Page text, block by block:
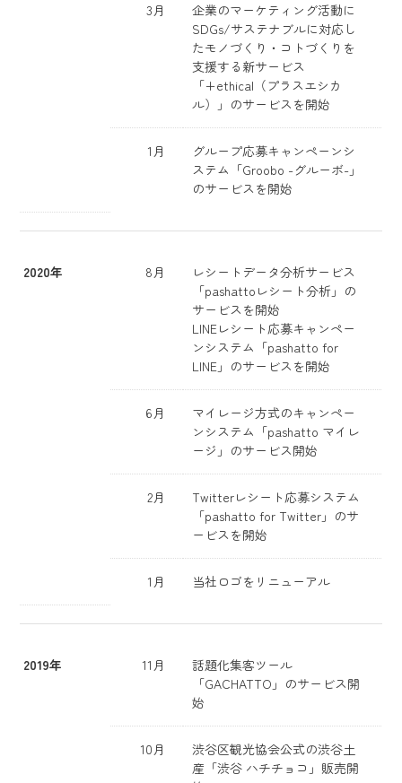
3月
企業のマーケティング活動に
SDGs/サステナブルに対応し
たモノづくり・コトづくりを
支援する新サービス
「+ethical（プラスエシカ
ル）」のサービスを開始
1月
グループ応募キャンペーンシ
ステム「Groobo -グルーボ-」
のサービスを開始
2020年 8月
レシートデータ分析サービス
「pashattoレシート分析」の
サービスを開始
LINEレシート応募キャンペー
ンシステム「pashatto for
LINE」のサービスを開始
6月
マイレージ方式のキャンペー
ンシステム「pashatto マイレ
ージ」のサービス開始
2月
Twitterレシート応募システム
「pashatto for Twitter」のサ
ービスを開始
1月 当社ロゴをリニューアル
2019年 11月
話題化集客ツール
「GACHATTO」のサービス開
始
10月
渋谷区観光協会公式の渋谷土
産「渋谷 ハチチョコ」販売開